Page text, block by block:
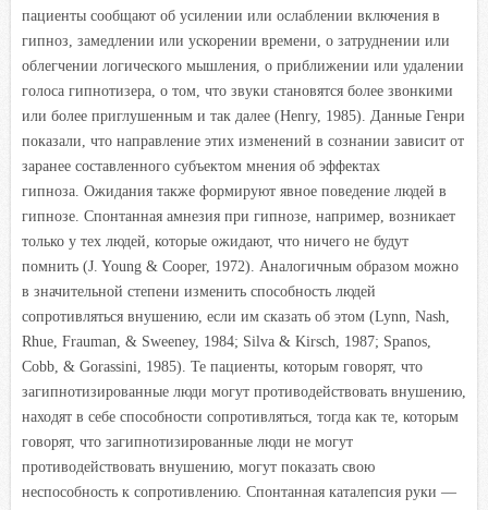
пациенты сообщают об усилении или ослаблении включения в
гипноз, замедлении или ускорении времени, о затруднении или
облегчении логического мышления, о приближении или удалении
голоса гипнотизера, о том, что звуки становятся более звонкими
или более приглушенным и так далее (Henry, 1985). Данные Генри
показали, что направление этих изменений в сознании зависит от
заранее составленного субъектом мнения об эффектах
гипноза. Ожидания также формируют явное поведение людей в
гипнозе. Спонтанная амнезия при гипнозе, например, возникает
только у тех людей, которые ожидают, что ничего не будут
помнить (J. Young & Cooper, 1972). Аналогичным образом можно
в значительной степени изменить способность людей
сопротивляться внушению, если им сказать об этом (Lynn, Nash,
Rhue, Frauman, & Sweeney, 1984; Silva & Kirsch, 1987; Spanos,
Cobb, & Gorassini, 1985). Те пациенты, которым говорят, что
загипнотизированные люди могут противодействовать внушению,
находят в себе способности сопротивляться, тогда как те, которым
говорят, что загипнотизированные люди не могут
противодействовать внушению, могут показать свою
неспособность к сопротивлению. Спонтанная каталепсия руки —